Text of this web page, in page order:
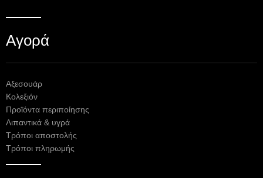
Αγορά
Αξεσουάρ
Κολεξιόν
Προϊόντα περιποίησης
Λιπαντικά & υγρά
Τρόποι αποστολής
Τρόποι πληρωμής